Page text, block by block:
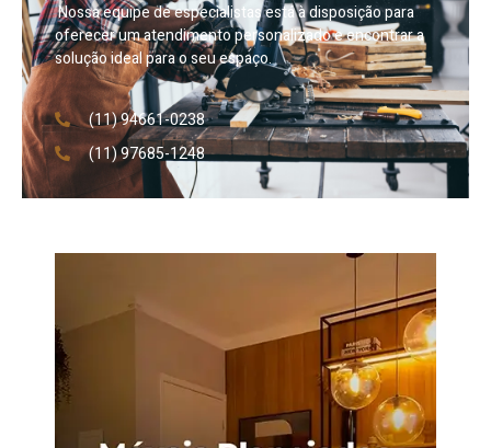
Nossa equipe de especialistas está à disposição para
oferecer um atendimento personalizado e encontrar a
solução ideal para o seu espaço.
(11) 94661-0238
(11) 97685-1248